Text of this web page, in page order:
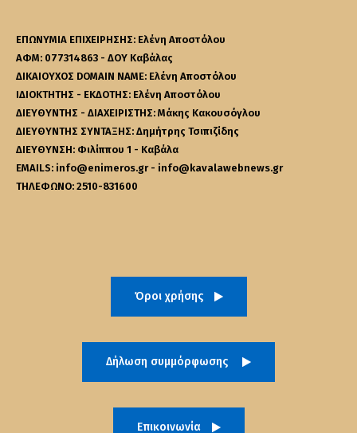
ΕΠΩΝΥΜΙΑ ΕΠΙΧΕΙΡΗΣΗΣ: Ελένη Αποστόλου
ΑΦΜ: 077314863 - ΔΟΥ Καβάλας
ΔΙΚΑΙΟΥΧΟΣ DOMAIN NAME: Ελένη Αποστόλου
ΙΔΙΟΚΤΗΤΗΣ - ΕΚΔΟΤΗΣ: Ελένη Αποστόλου
ΔΙΕΥΘΥΝΤΗΣ - ΔΙΑΧΕΙΡΙΣΤΗΣ: Μάκης Κακουσόγλου
ΔΙΕΥΘΥΝΤΗΣ ΣΥΝΤΑΞΗΣ: Δημήτρης Τσιπιζίδης
ΔΙΕΥΘΥΝΣΗ: Φιλίππου 1 - Καβάλα
EMAILS: info@enimeros.gr - info@kavalawebnews.gr
ΤΗΛΕΦΩΝΟ: 2510-831600
Όροι χρήσης
Δήλωση συμμόρφωσης
Επικοινωνία